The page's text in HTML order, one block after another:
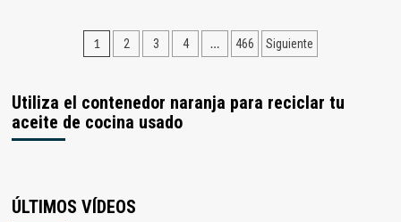
Asamblea
a
los
presupuestos
con
más
Paginación
entradas
1 2 3 4 … 466 Siguiente
Utiliza el contenedor naranja para reciclar tu
aceite de cocina usado
ÚLTIMOS VÍDEOS